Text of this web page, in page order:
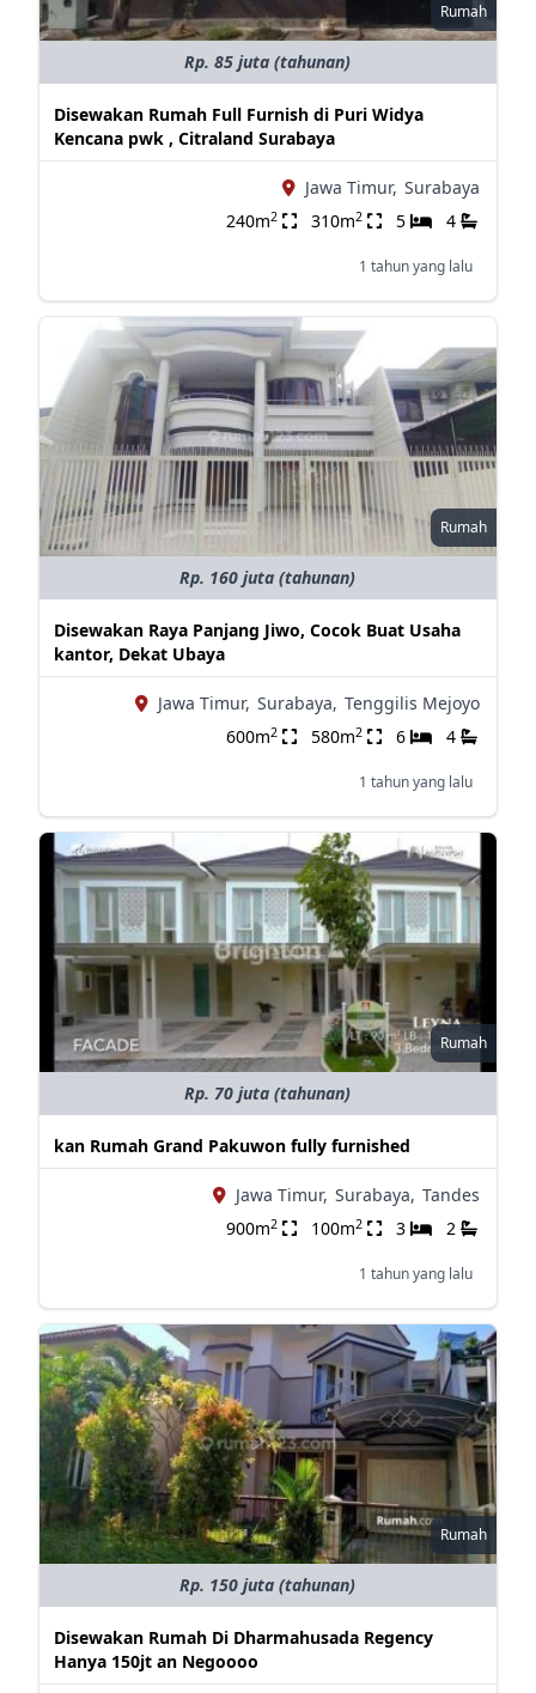
Rumah
Rp. 85 juta (tahunan)
Disewakan Rumah Full Furnish di Puri Widya
Kencana pwk , Citraland Surabaya
Jawa Timur, Surabaya
240m2 310m2 5 4
1 tahun yang lalu
Rumah
Rp. 160 juta (tahunan)
Disewakan Raya Panjang Jiwo, Cocok Buat Usaha
kantor, Dekat Ubaya
Jawa Timur, Surabaya, Tenggilis Mejoyo
600m2 580m2 6 4
1 tahun yang lalu
Rumah
Rp. 70 juta (tahunan)
kan Rumah Grand Pakuwon fully furnished
Jawa Timur, Surabaya, Tandes
900m2 100m2 3 2
1 tahun yang lalu
Rumah
Rp. 150 juta (tahunan)
Disewakan Rumah Di Dharmahusada Regency
Hanya 150jt an Negoooo